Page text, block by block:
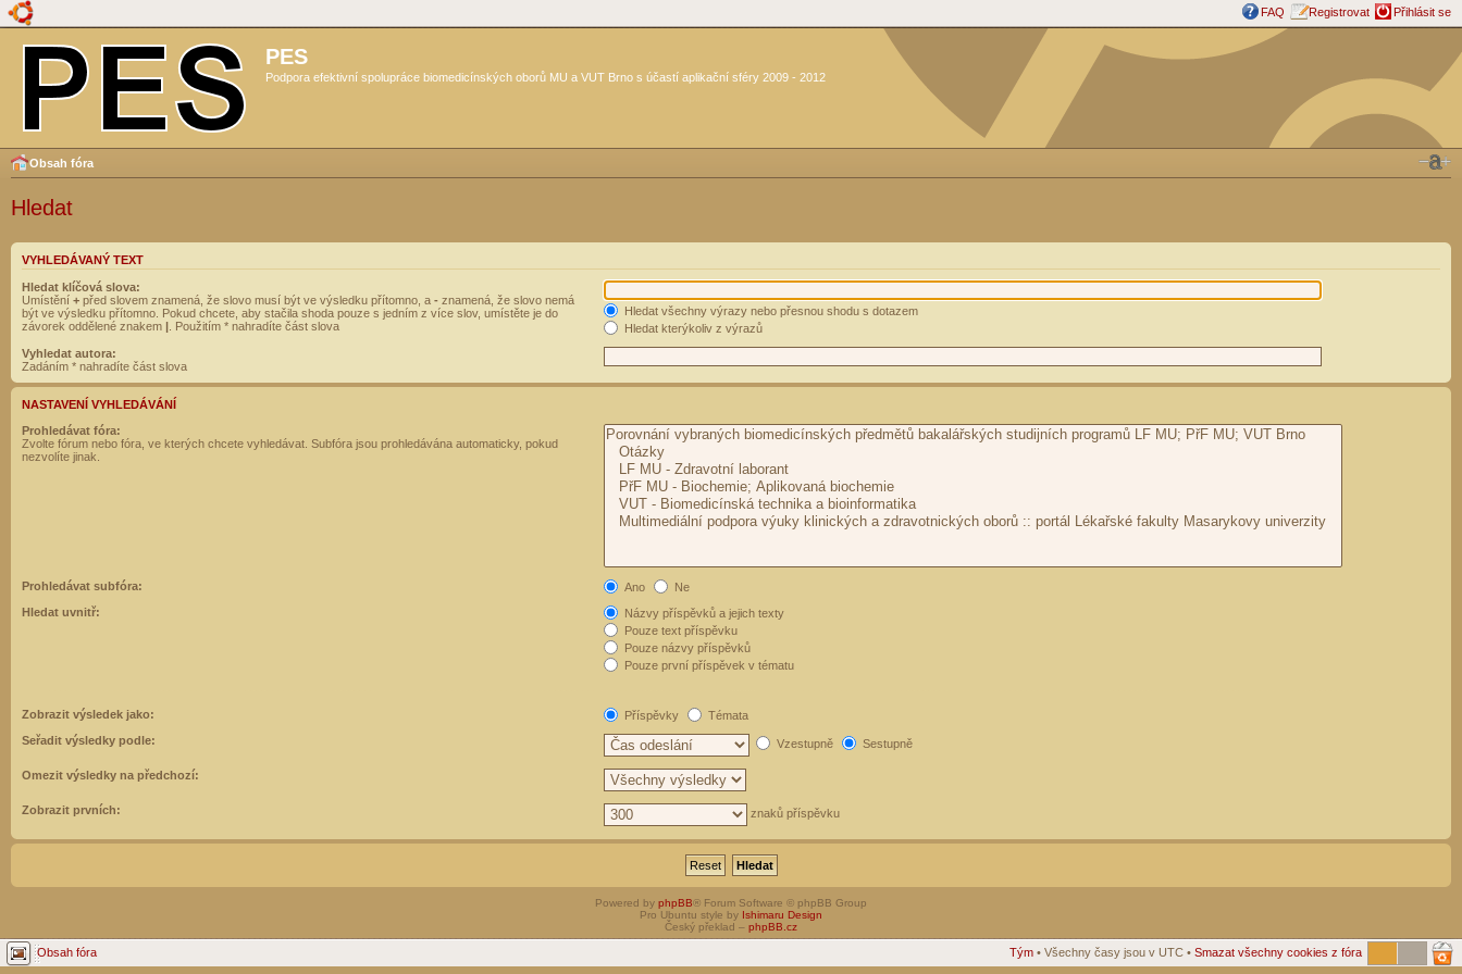
FAQ Registrovat Přihlásit se
PES
Podpora efektivní spolupráce biomedicínských oborů MU a VUT Brno s účastí aplikační sféry 2009 - 2012
Obsah fóra
Hledat
VYHLEDÁVANÝ TEXT
Hledat klíčová slova:
Umístění + před slovem znamená, že slovo musí být ve výsledku přítomno, a - znamená, že slovo nemá
být ve výsledku přítomno. Pokud chcete, aby stačila shoda pouze s jedním z více slov, umístěte je do
závorek oddělené znakem | . Použitím * nahradíte část slova
Hledat všechny výrazy nebo přesnou shodu s dotazem
Hledat kterýkoliv z výrazů
Vyhledat autora:
Zadáním * nahradíte část slova
NASTAVENÍ VYHLEDÁVÁNÍ
Prohledávat fóra:
Zvolte fórum nebo fóra, ve kterých chcete vyhledávat. Subfóra jsou prohledávána automaticky, pokud
nezvolíte jinak.
Prohledávat subfóra: Ano
Ne
Hledat uvnitř:
Názvy příspěvků a jejich texty
Pouze text příspěvku
Pouze názvy příspěvků
Pouze první příspěvek v tématu
Zobrazit výsledek jako: Příspěvky
Témata
Seřadit výsledky podle:
Vzestupně Sestupně
Omezit výsledky na předchozí:
Zobrazit prvních: znaků příspěvku
Powered by phpBB® Forum Software © phpBB Group
Pro Ubuntu style by Ishimaru Design
Český překlad – phpBB.cz
Obsah fóra Tým • Všechny časy jsou v UTC • Smazat všechny cookies z fóra